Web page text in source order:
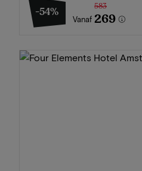
-54%
Vanaf
583
269